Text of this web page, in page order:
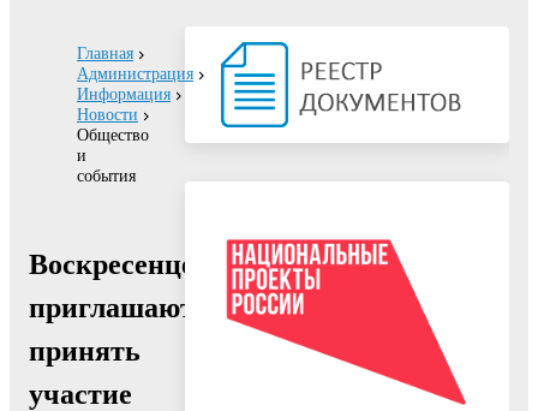
Главная
Администрация
Информация
Новости
Общество
и
события
Воскресенцев
приглашают
принять
участие